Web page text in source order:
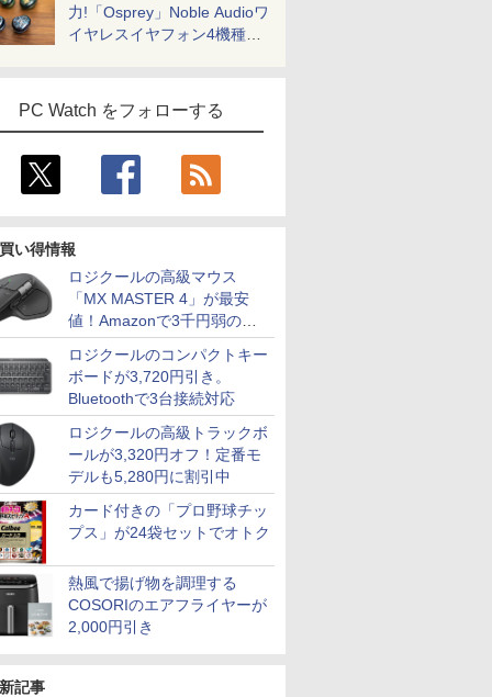
力!「Osprey」Noble Audioワ
イヤレスイヤフォン4機種を
PC Watch をフォローする
い得情報
ロジクールの高級マウス
「MX MASTER 4」が最安
値！Amazonで3千円弱の割
引
ロジクールのコンパクトキー
ボードが3,720円引き。
Bluetoothで3台接続対応
ロジクールの高級トラックボ
ールが3,320円オフ！定番モ
デルも5,280円に割引中
カード付きの「プロ野球チッ
プス」が24袋セットでオトク
熱風で揚げ物を調理する
COSORIのエアフライヤーが
2,000円引き
記事